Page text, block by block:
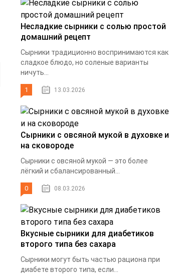
Несладкие сырники с солью простой
домашний рецепт
Сырники традиционно воспринимаются как
сладкое блюдо, но соленые варианты
ничуть...
1 13.03.2026
Сырники с овсяной мукой в духовке и
на сковороде
Сырники с овсяной мукой — это более
лёгкий и сбалансированный...
0 08.03.2026
Вкусные сырники для диабетиков
второго типа без сахара
Сырники могут быть частью рациона при
диабете второго типа, если...